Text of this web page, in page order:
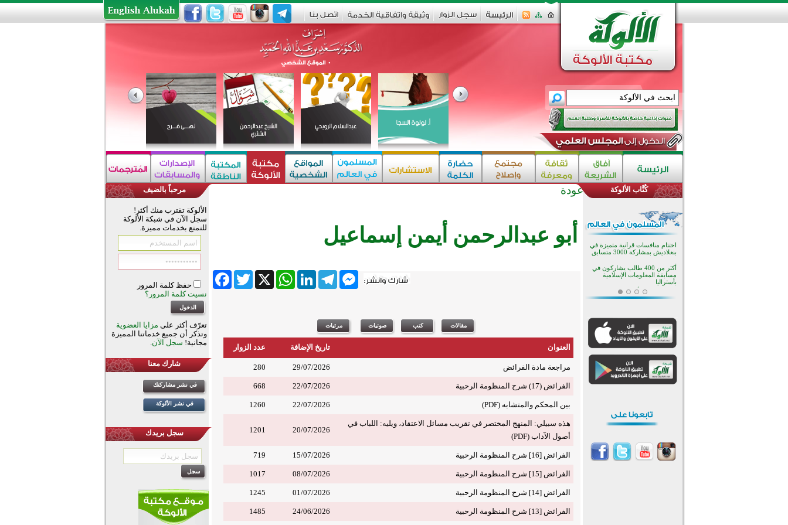
عودة
أبو عبدالرحمن أيمن إسماعيل
FacebookTwitter X
WhatsApp
LinkedIn
Telegram
Messenger
العنوان تاريخ الإضافة عدد الزوار
مراجعة مادة الفرائض 29/07/2026
280
الفرائض (17) شرح المنظومة الرحبية 22/07/2026
668
بين المحكم والمتشابه (PDF) 22/07/2026
1260
هذه سبيلي: المنهج المختصر في تقريب مسائل الاعتقاد، ويليه: اللباب في
أصول الآداب (PDF)
20/07/2026
1201
الفرائض [16] شرح المنظومة الرحبية 15/07/2026
719
الفرائض [15] شرح المنظومة الرحبية 08/07/2026
1017
الفرائض [14] شرح المنظومة الرحبية 01/07/2026
1245
الفرائض [13] شرح المنظومة الرحبية 24/06/2026
1485
مرحباً بالضيف
الألوكة تقترب منك أكثر!
سجل الآن في شبكة الألوكة
للتمتع بخدمات مميزة.
حفظ كلمة المرور
نسيت كلمة المرور؟
تعرّف أكثر على مزايا العضوية
وتذكر أن جميع خدماتنا المميزة
مجانية! سجل الآن.
شارك معنا
في نشر مشاركتك
في نشر الألوكة
سجل بريدك
كُتَّاب الألوكة
اختتام الدورة التاسعة لمسابقة حفظ
تيسليتش تختتم برنامجا تعليميا لتعزيز
القيم وبناء الشخصية للشباب
المسلمين
اختتام منافسات قرآنية متميزة في
بنغلاديش بمشاركة 3000 متسابق
أكثر من 400 طالب يشاركون في
مسابقة المعلومات الإسلامية
بأستراليا
افتتاح تاريخي لأول مسجد في بلييفليا
بالجبل الأسود منذ أكثر من قرن
مسجد جديد في أجواء إيمانية مميزة
أكبر مشروع إسلامي في ريف
أستراليا يفتتح أبوابه بعد سنوات من
القرآن والتربية في صدارة البرامج
الصيفية للمسلمين في بينزا
وساراتوف وموردوفيا هذا العام
اختتام الدورة التاسعة لمسابقة حفظ
القيم وبناء الشخصية للشباب
المسلمين
أكثر من 400 طالب يشاركون في
مسابقة المعلومات الإسلامية